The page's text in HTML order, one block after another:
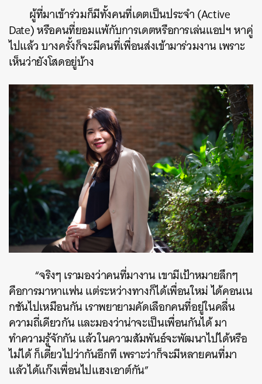
ผู้ที่มาเข้าร่วมก็มีทั้งคนที่เดตเป็นประจำ (Active
Date) หรือคนที่ยอมแพ้กับการเดตหรือการเล่นแอปฯ หาคู่
ไปแล้ว บางครั้งก็จะมีคนที่เพื่อนส่งเข้ามาร่วมงาน เพราะ
เห็นว่ายังโสดอยู่บ้าง
“จริงๆ เรามองว่าคนที่มางาน เขามีเป้าหมายลึกๆ
คือการมาหาแฟน แต่ระหว่างทางก็ได้เพื่อนใหม่ ได้คอนเน
กชันไปเหมือนกัน เราพยายามคัดเลือกคนที่อยู่ในคลื่น
ความถี่เดียวกัน และมองว่าน่าจะเป็นเพื่อนกันได้ มา
ทำความรู้จักกัน แล้วในความสัมพันธ์จะพัฒนาไปได้หรือ
ไม่ได้ ก็เดี๋ยวไปว่ากันอีกที เพราะว่าก็จะมีหลายคนที่มา
แล้วได้แก๊งเพื่อนไปแฮงเอาต์กัน”